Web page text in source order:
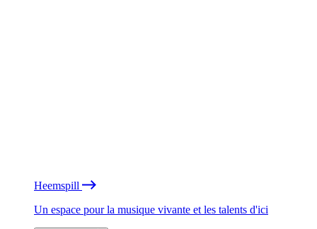
Heemspill
Un espace pour la musique vivante et les talents d'ici